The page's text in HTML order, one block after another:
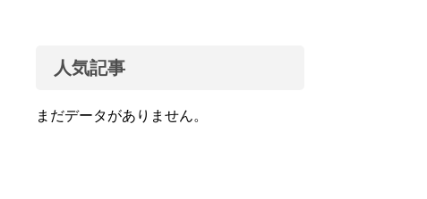
人気記事
まだデータがありません。